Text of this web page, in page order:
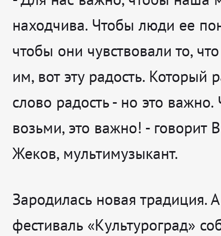
находчива. Чтобы люди ее
чтобы они чувствовали то,
им, вот эту радость. Который
слово радость - но это важно.
возьми, это важно! - говорит
Жеков, мультимузыкант.
Зародилась новая традиция.
фестиваль «Культуроград»